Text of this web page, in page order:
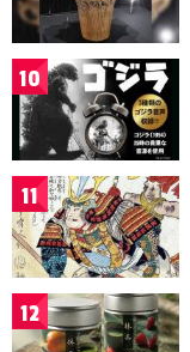
10
11
12